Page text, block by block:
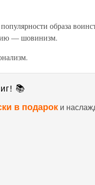
образа
— шовинизм.
📚
в подарок и